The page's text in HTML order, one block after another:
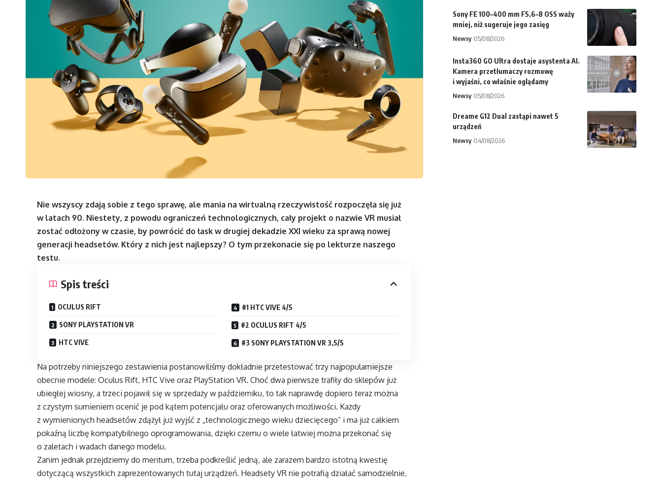
Nie wszyscy zdają sobie z tego sprawę, ale mania na wirtualną rzeczywistość rozpoczęła się już
w latach 90. Niestety, z powodu ograniczeń technologicznych, cały projekt o nazwie VR musiał
zostać odłożony w czasie, by powrócić do łask w drugiej dekadzie XXI wieku za sprawą nowej
generacji headsetów. Który z nich jest najlepszy? O tym przekonacie się po lekturze naszego
testu.
Spis treści
OCULUS RIFT
SONY PLAYSTATION VR
HTC VIVE
#1 HTC VIVE 4/5
#2 OCULUS RIFT 4/5
#3 SONY PLAYSTATION VR 3,5/5
Na potrzeby niniejszego zestawienia postanowiliśmy dokładnie przetestować trzy najpopularniejsze
obecnie modele: Oculus Rift, HTC Vive oraz PlayStation VR. Choć dwa pierwsze trafiły do sklepów już
ubiegłej wiosny, a trzeci pojawił się w sprzedaży w październiku, to tak naprawdę dopiero teraz można
z czystym sumieniem ocenić je pod kątem potencjału oraz oferowanych możliwości. Każdy
z wymienionych headsetów zdążył już wyjść z „technologicznego wieku dziecięcego” i ma już całkiem
pokaźną liczbę kompatybilnego oprogramowania, dzięki czemu o wiele łatwiej można przekonać się
o zaletach i wadach danego modelu.
Zanim jednak przejdziemy do meritum, trzeba podkreślić jedną, ale zarazem bardzo istotną kwestię
dotyczącą wszystkich zaprezentowanych tutaj urządzeń. Headsety VR nie potrafią działać samodzielnie,
Sony FE 100–400 mm F5,6–8 OSS waży
mniej, niż sugeruje jego zasięg
Newsy 05/08/2026
Insta360 GO Ultra dostaje asystenta AI.
Kamera przetłumaczy rozmowę
i wyjaśni, co właśnie oglądamy
Newsy 05/08/2026
Dreame G12 Dual zastąpi nawet 5
urządzeń
Newsy 04/08/2026